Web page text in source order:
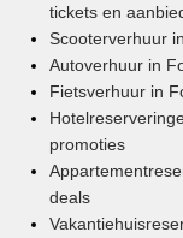
tickets en
Scooterverhuur
Autoverhuur in
Fietsverhuur in
promoties
deals